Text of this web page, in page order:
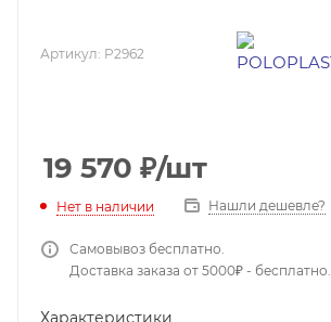
Артикул: P2962
19 570 ₽/шт
Нет в наличии Нашли дешевле?
Самовывоз бесплатно.
Доставка заказа от 5000₽ - бесплатно.
Характеристики